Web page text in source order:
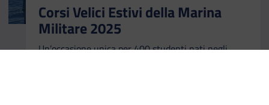
Corsi Velici Estivi della Marina
Militare 2025
Un’occasione unica per 400 studenti nati negli